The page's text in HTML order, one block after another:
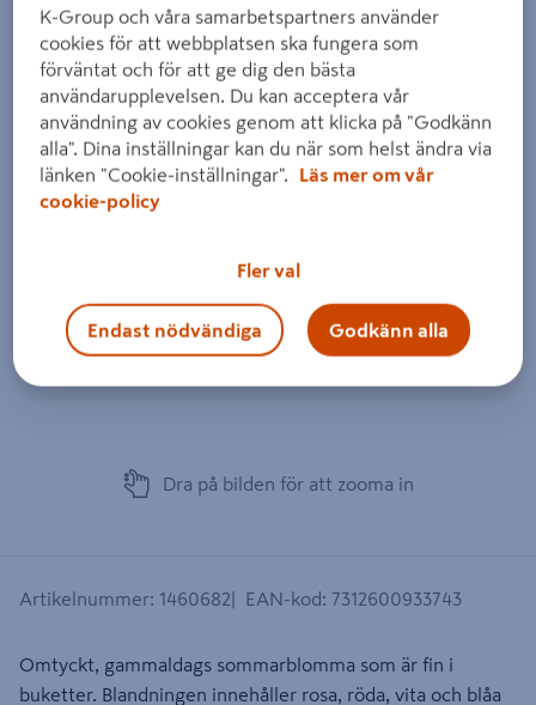
Dra på bilden för att zooma in
Artikelnummer: 1460682 EAN-kod: 7312600933743
Omtyckt, gammaldags sommarblomma som är fin i
buketter. Blandningen innehåller rosa, röda, vita och blåa
K-Group och våra samarbetspartners använder
cookies för att webbplatsen ska fungera som
förväntat och för att ge dig den bästa
användarupplevelsen. Du kan acceptera vår
användning av cookies genom att klicka på "Godkänn
alla". Dina inställningar kan du när som helst ändra via
länken "Cookie-inställningar".
Läs mer om vår
cookie-policy
Fler val
Endast nödvändiga Godkänn alla